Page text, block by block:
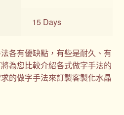
15 Days
各有優缺點，有些是耐久、有
為您比較介紹各式做字手法的
的做字手法來訂製客製化水晶